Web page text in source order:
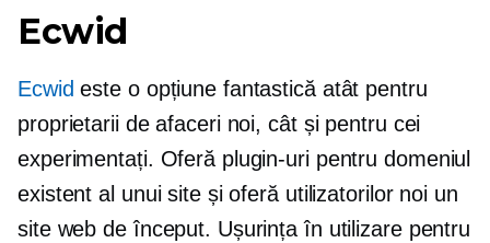
Ecwid
Ecwid este o opțiune fantastică atât pentru
proprietarii de afaceri noi, cât și pentru cei
experimentați. Oferă plugin-uri pentru domeniul
existent al unui site și oferă utilizatorilor noi un
site web de început. Ușurința în utilizare pentru